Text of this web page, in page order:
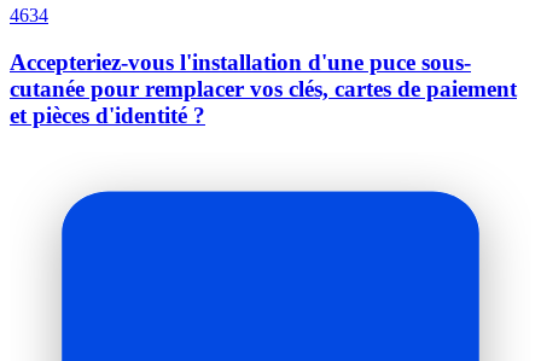
4634
Accepteriez-vous l'installation d'une puce sous-
cutanée pour remplacer vos clés, cartes de paiement
et pièces d'identité ?